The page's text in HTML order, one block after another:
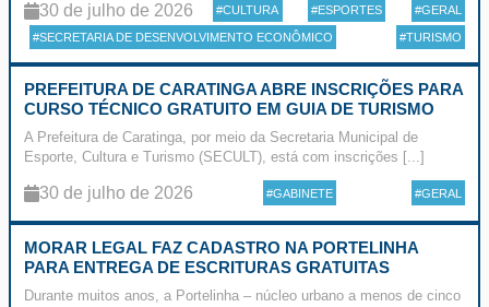
30 de julho de 2026 #CULTURA #ESPORTES #GERAL
#SECRETARIA DE DESENVOLVIMENTO ECONÔMICO #TURISMO
PREFEITURA DE CARATINGA ABRE INSCRIÇÕES PARA
CURSO TÉCNICO GRATUITO EM GUIA DE TURISMO
A Prefeitura de Caratinga, por meio da Secretaria Municipal de
Esporte, Cultura e Turismo (SECULT), está com inscrições [...]
30 de julho de 2026 #GABINETE #GERAL
MORAR LEGAL FAZ CADASTRO NA PORTELINHA
PARA ENTREGA DE ESCRITURAS GRATUITAS
Durante muitos anos, a Portelinha – núcleo urbano a menos de cinco